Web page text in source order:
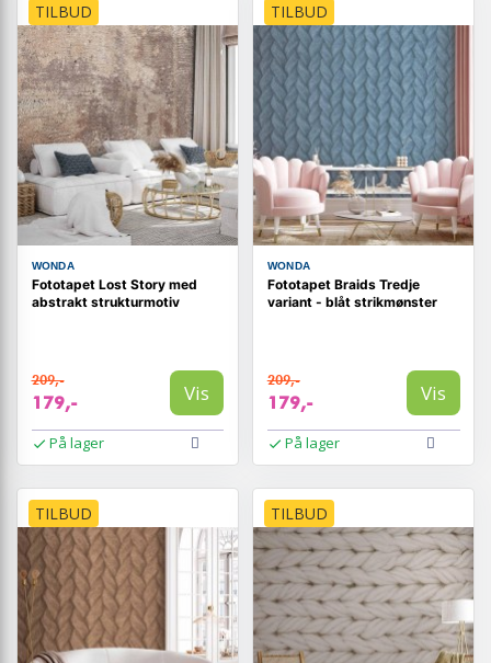
TILBUD
WONDA
Fototapet Lost Story med
abstrakt strukturmotiv
209,-
179,- Vis
På lager
TILBUD
WONDA
Fototapet Braids Tredje
variant - blåt strikmønster
209,-
179,- Vis
På lager
TILBUD TILBUD